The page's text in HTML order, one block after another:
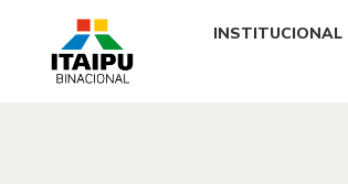
INSTITUCIONAL